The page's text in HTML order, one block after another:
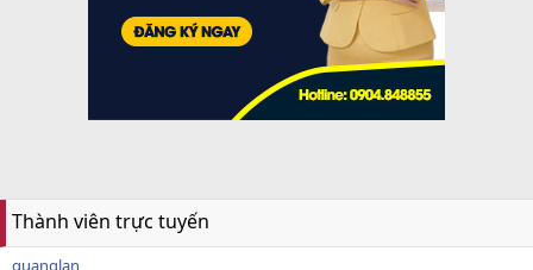
Thành viên trực tuyến
quanglan